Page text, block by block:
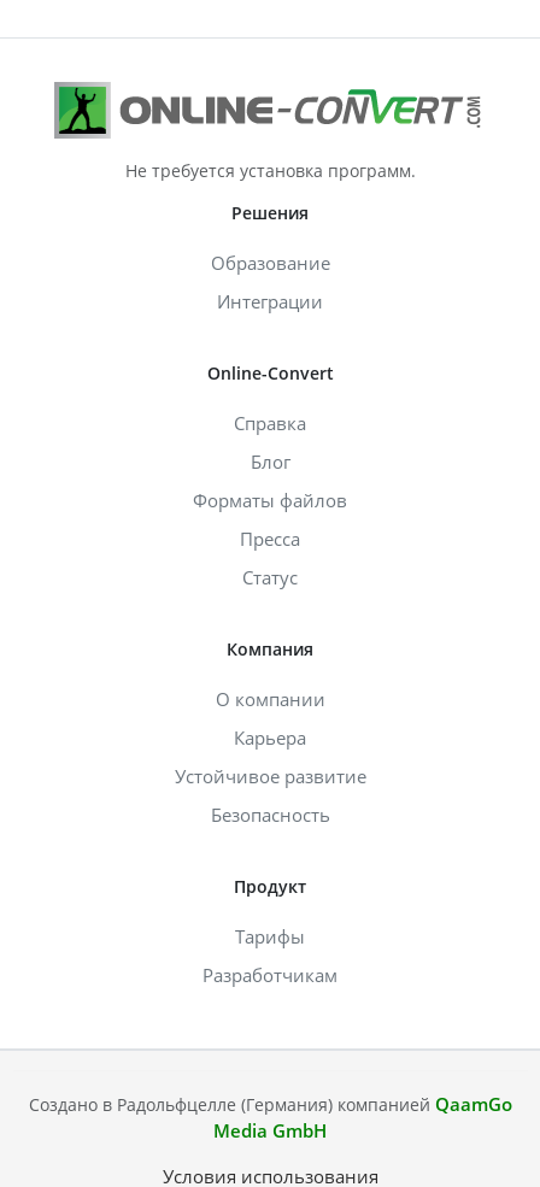
Не требуется установка программ.
Решения
Образование
Интеграции
Online-Convert
Справка
Блог
Форматы файлов
Пресса
Статус
Компания
О компании
Карьера
Устойчивое развитие
Безопасность
Продукт
Тарифы
Разработчикам
Создано в Радольфцелле (Германия) компанией QaamGo
Media GmbH
Условия использования